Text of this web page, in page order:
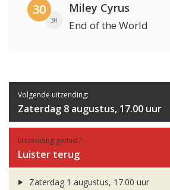
30
30
Miley Cyrus
End of the World
Volgende uitzending:
Zaterdag 8 augustus, 17.00 uur
Uitzending gemist?
Luister terug
Zaterdag 1 augustus, 17.00 uur